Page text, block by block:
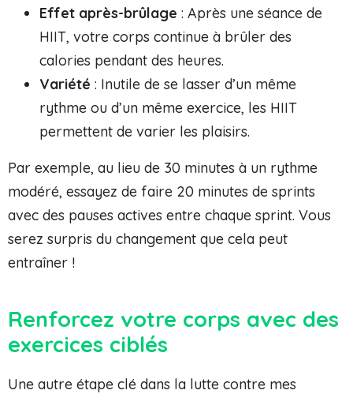
Effet après-brûlage : Après une séance de
HIIT, votre corps continue à brûler des
calories pendant des heures.
Variété : Inutile de se lasser d’un même
rythme ou d’un même exercice, les HIIT
permettent de varier les plaisirs.
Par exemple, au lieu de 30 minutes à un rythme
modéré, essayez de faire 20 minutes de sprints
avec des pauses actives entre chaque sprint. Vous
serez surpris du changement que cela peut
entraîner !
Renforcez votre corps avec des
exercices ciblés
Une autre étape clé dans la lutte contre mes